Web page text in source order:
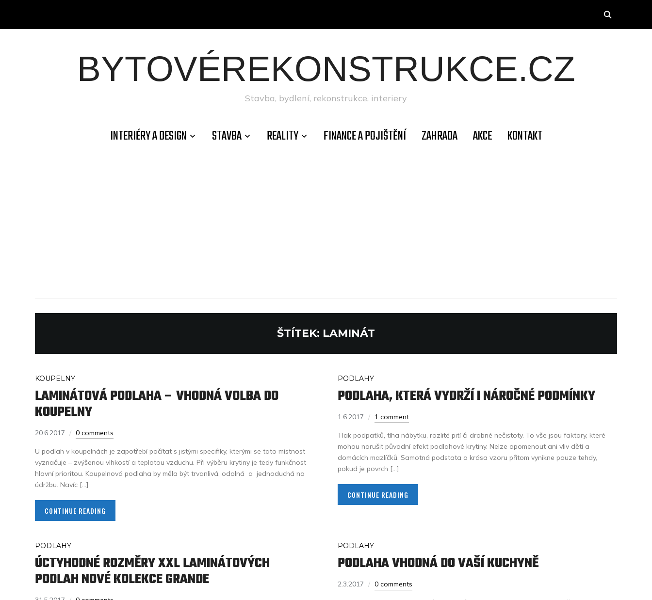
BYTOVÉREKONSTRUKCE.CZ
Stavba, bydlení, rekonstrukce, interiery
INTERIÉRY A DESIGN STAVBA REALITY FINANCE A POJIŠTĚNÍ ZAHRADA AKCE KONTAKT
ŠTÍTEK: LAMINÁT
KOUPELNY
LAMINÁTOVÁ PODLAHA – VHODNÁ VOLBA DO
KOUPELNY
20.6.2017 0 comments
U podlah v koupelnách je zapotřebí počítat s jistými specifiky, kterými se tato místnost
vyznačuje – zvýšenou vlhkostí a teplotou vzduchu. Při výběru krytiny je tedy funkčnost
hlavní prioritou. Koupelnová podlaha by měla být trvanlivá, odolná a jednoduchá na
údržbu. Navíc […]
CONTINUE READING
PODLAHY
PODLAHA, KTERÁ VYDRŽÍ I NÁROČNÉ PODMÍNKY
1.6.2017 1 comment
Tlak podpatků, tíha nábytku, rozlité pití či drobné nečistoty. To vše jsou faktory, které
mohou narušit původní efekt podlahové krytiny. Nelze opomenout ani vliv dětí a
domácích mazlíčků. Samotná podstata a krása vzoru přitom vynikne pouze tehdy,
pokud je povrch […]
CONTINUE READING
PODLAHY
ÚCTYHODNÉ ROZMĚRY XXL LAMINÁTOVÝCH
PODLAH NOVÉ KOLEKCE GRANDE
PODLAHY
PODLAHA VHODNÁ DO VAŠÍ KUCHYNĚ
2.3.2017 0 comments